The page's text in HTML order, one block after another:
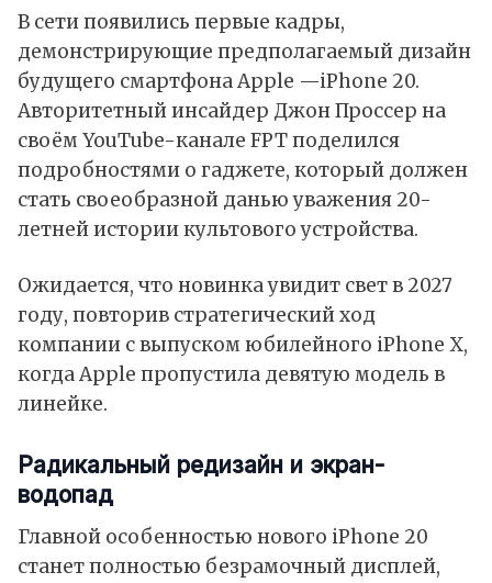
В сети появились первые кадры,
демонстрирующие предполагаемый дизайн
будущего смартфона Apple —iPhone 20.
Авторитетный инсайдер Джон Проссер на
своём YouTube-канале FPT поделился
подробностями о гаджете, который должен
стать своеобразной данью уважения 20-
летней истории культового устройства.
Ожидается, что новинка увидит свет в 2027
году, повторив стратегический ход
компании с выпуском юбилейного iPhone X,
когда Apple пропустила девятую модель в
линейке.
Радикальный редизайн и экран-
водопад
Главной особенностью нового iPhone 20
станет полностью безрамочный дисплей,